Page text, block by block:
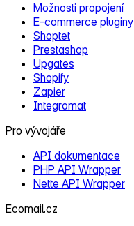
Možnosti propojení
E‑commerce pluginy
Shoptet
Prestashop
Upgates
Shopify
Zapier
Integromat
Pro vývojáře
API dokumentace
PHP API Wrapper
Nette API Wrapper
Ecomail.cz